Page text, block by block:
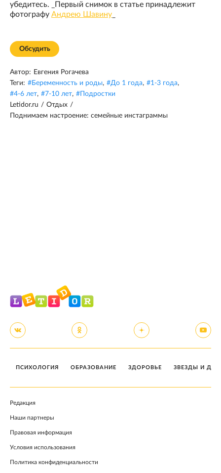
убедитесь. _Первый снимок в статье принадлежит
фотографу Андрею Шавину
Обсудить
Автор: Евгения Рогачева
Теги: #Беременность и роды, #До 1 года, #1-3 года,
#4-6 лет, #7-10 лет, # Подростки
Letidor.ru / Отдых /
Поднимаем настроение: семейные инстаграммы
ПСИХОЛОГИЯ ОБРАЗОВАНИЕ ЗДОРОВЬЕ ЗВЕЗДЫ И
Редакция
Наши партнеры
Правовая информация
Условия использования
Политика конфиденциальности